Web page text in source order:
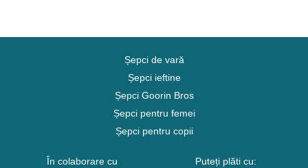
Șepci de vară
Șepci ieftine
Șepci Goorin Bros
Șepci pentru femei
Șepci pentru copii
În colaborare cu
Puteți plăti cu: